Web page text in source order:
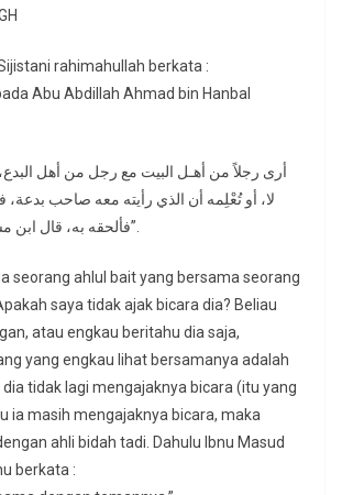
rahimahullah berkata :
Abu Abdillah Ahmad bin Hanbal
أرى رجلاً من أهـل البيت مع رجل من أهل
لا، أو تُعْلِمه أن الذي رأيته معه صاحب بدعة،
فألحقه به، قال ابن مسعود: المرء بخدنه”.
seorang ahlul bait yang bersama seorang
saya tidak ajak bicara dia? Beliau
atau engkau beritahu dia saja,
yang engkau lihat bersamanya adalah
dia tidak lagi mengajaknya bicara (itu yang
ia masih mengajaknya bicara, maka
ahli bidah tadi. Dahulu Ibnu Masud
berkata :